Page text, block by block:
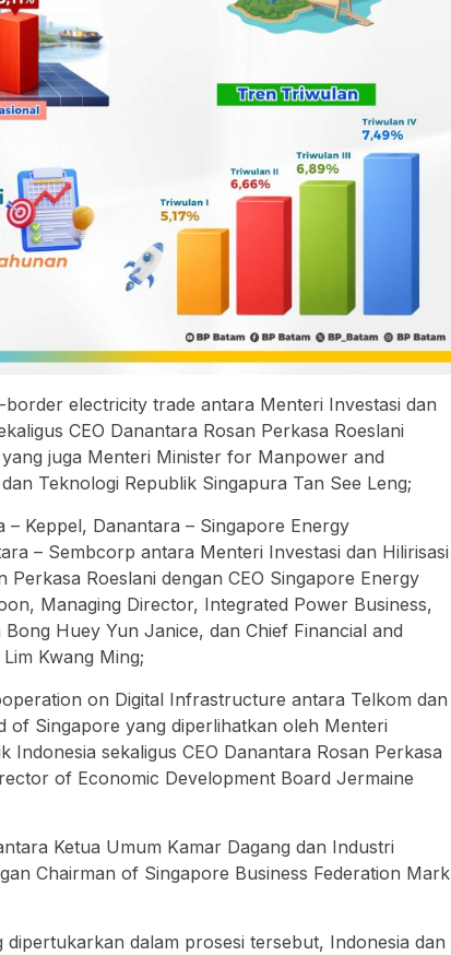
electricity trade antara Menteri Investasi dan
CEO Danantara Rosan Perkasa Roeslani
juga Menteri Minister for Manpower and
Teknologi Republik Singapura Tan See Leng;
Keppel, Danantara – Singapore Energy
– Sembcorp ⁠antara Menteri Investasi dan Hilirisasi
Perkasa Roeslani dengan CEO Singapore Energy
Managing Director, Integrated Power Business,
Huey Yun Janice, dan Chief Financial and
Kwang Ming;
on Digital Infrastructure antara Telkom dan
of Singapore ⁠yang diperlihatkan oleh Menteri
Indonesia sekaligus CEO Danantara Rosan Perkasa
of Economic Development Board Jermaine
Ketua Umum Kamar Dagang dan Industri
Chairman of Singapore Business Federation Mark
dipertukarkan dalam prosesi tersebut, Indonesia dan